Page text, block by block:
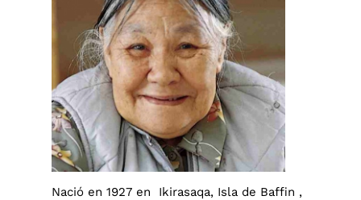
Nació en 1927 en Ikirasaqa, Isla de Baffin ,